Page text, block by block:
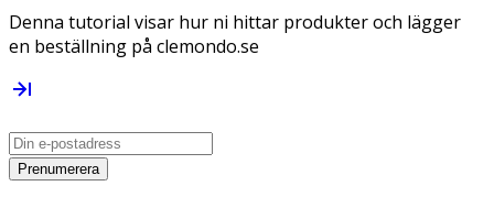
Denna tutorial visar hur ni hittar produkter och lägger
en beställning på clemondo.se
Prenumerera